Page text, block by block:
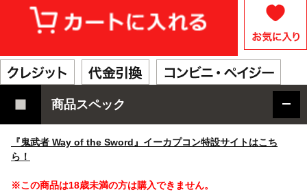
商品スペック
『鬼武者 Way of the Sword』イーカプコン特設サイトはこち
ら！
※この商品は18歳未満の方は購入できません。